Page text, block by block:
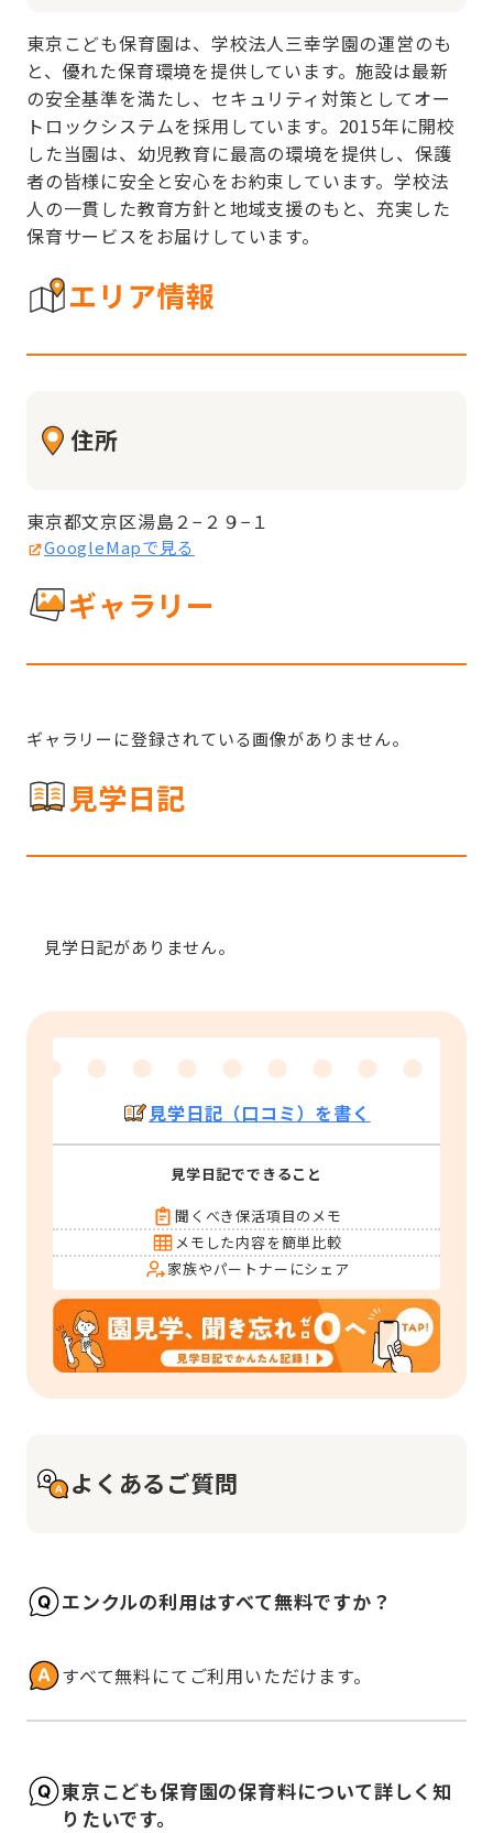
東京こども保育園は、学校法人三幸学園の運営のも
と、優れた保育環境を提供しています。施設は最新
の安全基準を満たし、セキュリティ対策としてオー
トロックシステムを採用しています。2015年に開校
した当園は、幼児教育に最高の環境を提供し、保護
者の皆様に安全と安心をお約束しています。学校法
人の一貫した教育方針と地域支援のもと、充実した
保育サービスをお届けしています。
エリア情報
住所
東京都文京区湯島２−２９−１
GoogleMapで見る
ギャラリー
ギャラリーに登録されている画像がありません。
見学日記
見学日記がありません。
見学日記（口コミ）を書く
見学日記でできること
聞くべき保活項目のメモ
メモした内容を簡単比較
家族やパートナーにシェア
よくあるご質問
エンクルの利用はすべて無料ですか？
すべて無料にてご利用いただけます。
東京こども保育園の保育料について詳しく知
りたいです。